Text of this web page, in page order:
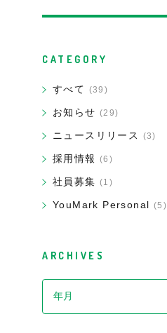
CATEGORY
すべて (39)
お知らせ (29)
ニュースリリース (3)
採用情報 (6)
社員募集 (1)
YouMark Personal (5)
ARCHIVES